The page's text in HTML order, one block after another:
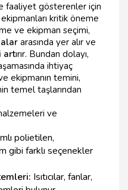
faaliyet gösterenler için
kritik öneme
ve ekipman seçimi,
arasında yer alır ve
artırır. Bundan dolayı,
ihtiyaç
ekipmanın temini,
temel taşlarından
ve
polietilen,
gibi farklı seçenekler
Isıtıcılar, fanlar,